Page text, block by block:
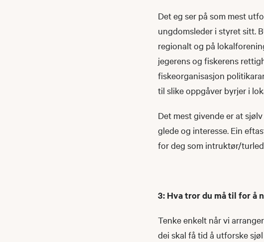
Det eg ser på som mest
ungdomsleder i styret sitt.
regionalt og på
jegerens og fiskerens
fiskeorganisasjon
til slike oppgåver byrjer i
Det mest givende er at
glede og interesse. Ein
for deg som intruktør/
3: Hva tror du må til for å
Tenke enkelt når vi
dei skal få tid å utforske